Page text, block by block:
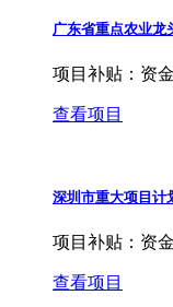
广东省重点农业龙
项目补贴： 资
查看项目
深圳市重大项目计
项目补贴： 资
查看项目